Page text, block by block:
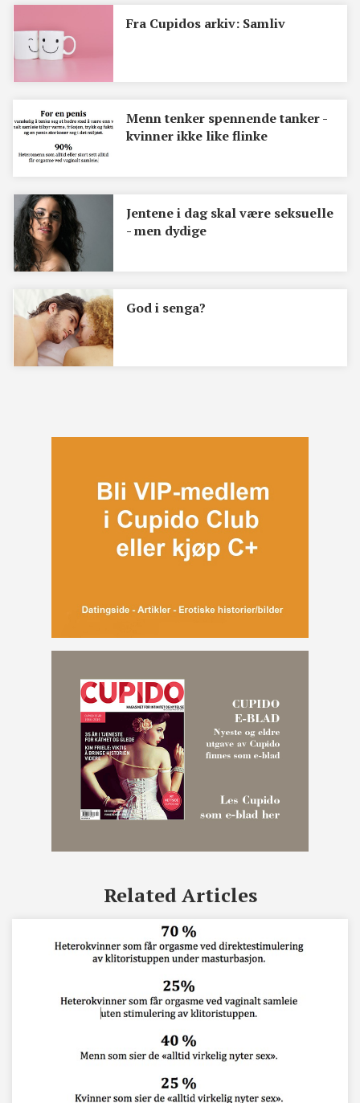
Fra Cupidos arkiv: Samliv
Menn tenker spennende tanker -
kvinner ikke like flinke
Jentene i dag skal være seksuelle
- men dydige
God i senga?
Related Articles